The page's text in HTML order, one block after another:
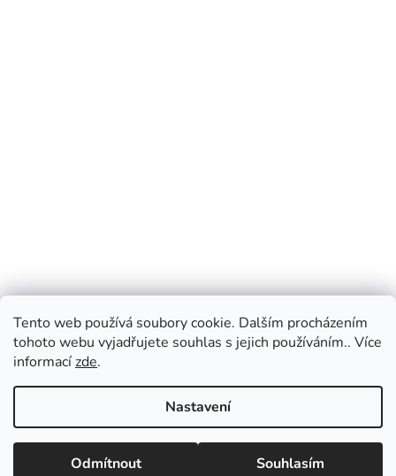
Tento web používá soubory cookie. Dalším procházením
tohoto webu vyjadřujete souhlas s jejich používáním.. Více
informacízde.
Nastavení
Odmítnout Souhlasím
Vážení zákazníci, v případě dotazů vás prosíme
o přednostní e-mailovou komunikaci, kterou